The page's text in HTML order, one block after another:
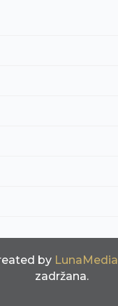
by LunaMedia
zadržana.